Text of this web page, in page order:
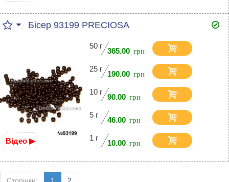
Бісер 93199 PRECIOSA
Відео ▶
50 г
365.00
25 г
190.00
10 г
90.00
5 г
46.00
1 г
10.00